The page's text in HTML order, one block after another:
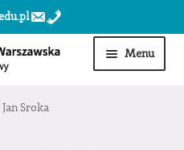
Menu
Jan Sroka